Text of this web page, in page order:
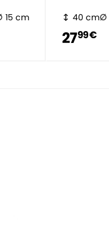
15 cm 40 cm
2799 €